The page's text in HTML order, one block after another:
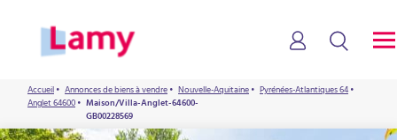
Accueil• Annonces de biens à vendre• Nouvelle-Aquitaine• Pyrénées-Atlantiques 64•
Anglet 64600• Maison/Villa-Anglet-64600-
GB00228569